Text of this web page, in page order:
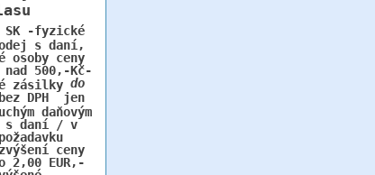
SK -fyzické
s daní,
osoby ceny
nad 500,-Kč-
zásilky do
DPH jen
daňovým
s daní / v
ceny
2,00 EUR,-